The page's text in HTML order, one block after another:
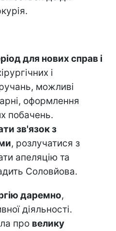
для нових справ і
і
можливі
оформлення
побачень.
зв'язок з
, розлучатися з
апеляцію та
Соловйова.
даремно,
діяльності.
про велику